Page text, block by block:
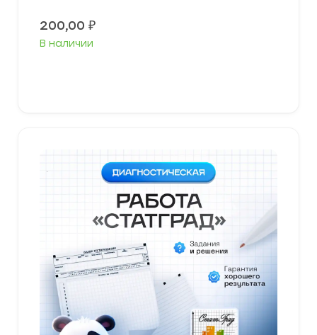
200,00 ₽
В наличии